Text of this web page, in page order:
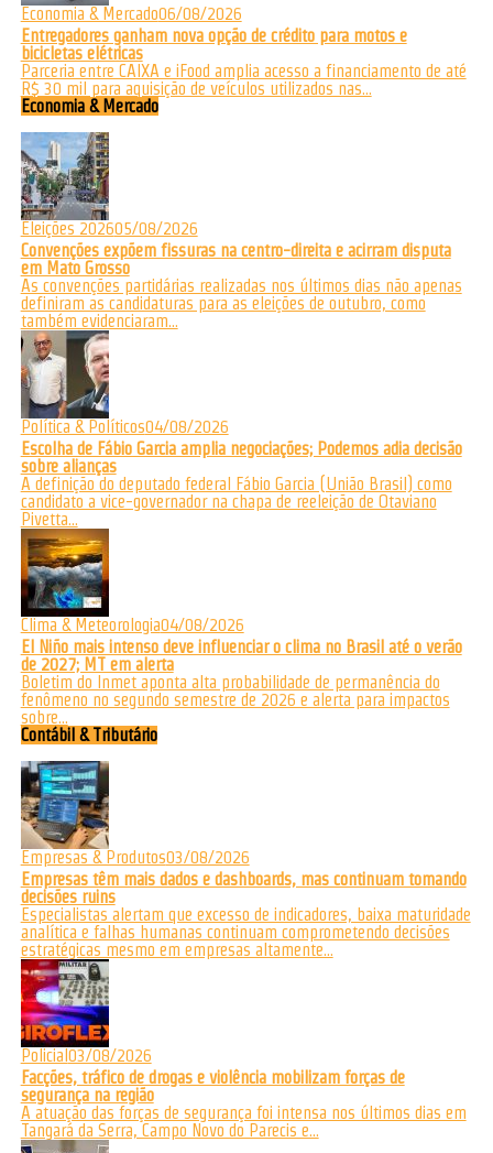
Economia & Mercado06/08/2026
Entregadores ganham nova opção de crédito para motos e
bicicletas elétricas
Parceria entre CAIXA e iFood amplia acesso a financiamento de até
R$ 30 mil para aquisição de veículos utilizados nas...
Economia & Mercado
Eleições 202605/08/2026
Convenções expõem fissuras na centro-direita e acirram disputa
em Mato Grosso
As convenções partidárias realizadas nos últimos dias não apenas
definiram as candidaturas para as eleições de outubro, como
também evidenciaram...
Política & Políticos04/08/2026
Escolha de Fábio Garcia amplia negociações; Podemos adia decisão
sobre alianças
A definição do deputado federal Fábio Garcia (União Brasil) como
candidato a vice-governador na chapa de reeleição de Otaviano
Pivetta...
Clima & Meteorologia04/08/2026
El Niño mais intenso deve influenciar o clima no Brasil até o verão
de 2027; MT em alerta
Boletim do Inmet aponta alta probabilidade de permanência do
fenômeno no segundo semestre de 2026 e alerta para impactos
sobre...
Contábil & Tributário
Empresas & Produtos03/08/2026
Empresas têm mais dados e dashboards, mas continuam tomando
decisões ruins
Especialistas alertam que excesso de indicadores, baixa maturidade
analítica e falhas humanas continuam comprometendo decisões
estratégicas mesmo em empresas altamente...
Policial 03/08/2026
Facções, tráfico de drogas e violência mobilizam forças de
segurança na região
A atuação das forças de segurança foi intensa nos últimos dias em
Tangará da Serra, Campo Novo do Parecis e...